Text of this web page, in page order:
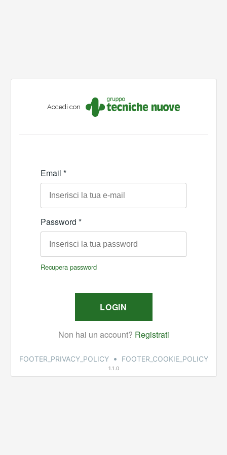
Accedi con
FOOTER_PRIVACY_POLICY • FOOTER_COOKIE_POLICY
1.1.0